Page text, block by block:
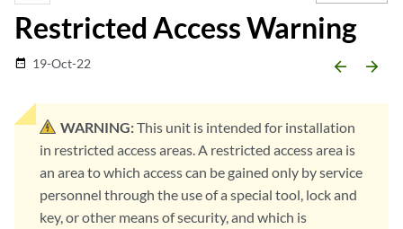
Restricted Access Warning
date_range 19-Oct-22 arrow_backward arrow_forward
WARNING:This unit is intended for installation
in restricted access areas. A restricted access area is
an area to which access can be gained only by service
personnel through the use of a special tool, lock and
key, or other means of security, and which is